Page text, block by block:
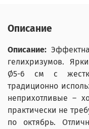
Описание
Описание:
гелихризумов.
Ø5-6 см с
традиционно
неприхотливые –
практически не
по октябрь.